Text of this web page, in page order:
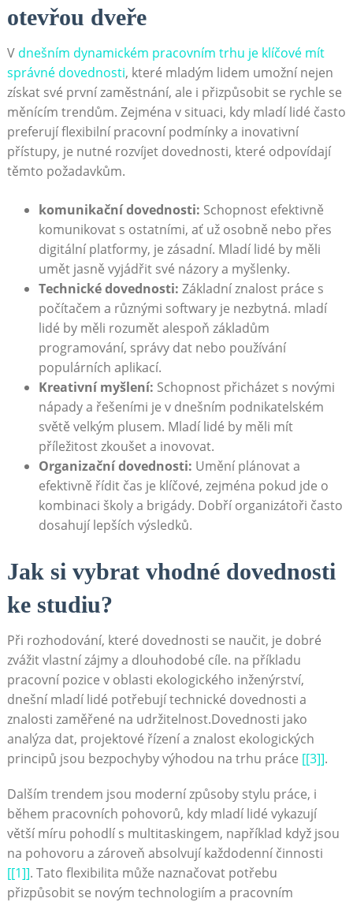
otevřou dveře
V dnešním dynamickém pracovním trhu je klíčové mít
správné dovednosti, které mladým lidem umožní nejen
získat své první zaměstnání, ale i přizpůsobit se rychle se
měnícím trendům. Zejména v situaci, kdy mladí lidé často
preferují flexibilní pracovní podmínky a inovativní
přístupy, je nutné rozvíjet dovednosti, které odpovídají
těmto požadavkům.
komunikační dovednosti: Schopnost efektivně
komunikovat s ostatními, ať už osobně nebo přes
digitální platformy, je zásadní. Mladí lidé by měli
umět jasně vyjádřit své názory a myšlenky.
Technické dovednosti: Základní znalost práce s
počítačem a různými softwary je nezbytná. mladí
lidé by měli rozumět alespoň základům
programování, správy dat nebo používání
populárních aplikací.
Kreativní myšlení: Schopnost přicházet s novými
nápady a řešeními je v dnešním podnikatelském
světě velkým plusem. Mladí lidé by měli mít
příležitost zkoušet a inovovat.
Organizační dovednosti: Umění plánovat a
efektivně řídit čas je klíčové, zejména pokud jde o
kombinaci školy a brigády. Dobří organizátoři často
dosahují lepších výsledků.
Jak si vybrat vhodné dovednosti
ke studiu?
Při rozhodování, které dovednosti se naučit, je dobré
zvážit vlastní zájmy a dlouhodobé cíle. na příkladu
pracovní pozice v oblasti ekologického inženýrství,
dnešní mladí lidé potřebují technické dovednosti a
znalosti zaměřené na udržitelnost.Dovednosti jako
analýza dat, projektové řízení a znalost ekologických
principů jsou bezpochyby výhodou na trhu práce [[3]].
Dalším trendem jsou moderní způsoby stylu práce, i
během pracovních pohovorů, kdy mladí lidé vykazují
větší míru pohodlí s multitaskingem, například když jsou
na pohovoru a zároveň absolvují každodenní činnosti
[[1]]. Tato flexibilita může naznačovat potřebu
přizpůsobit se novým technologiím a pracovním